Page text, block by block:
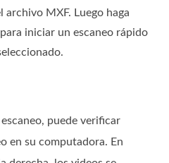
MXF. Luego haga
iniciar un escaneo rápido
puede verificar
en su computadora. En